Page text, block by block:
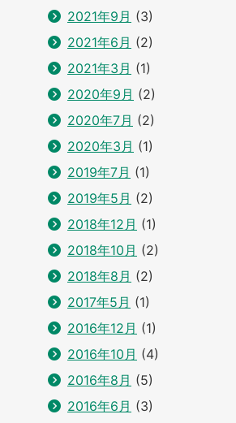
2021年9月 (3)
2021年6月 (2)
2021年3月 (1)
2020年9月 (2)
2020年7月 (2)
2020年3月 (1)
2019年7月 (1)
2019年5月 (2)
2018年12月 (1)
2018年10月 (2)
2018年8月 (2)
2017年5月 (1)
2016年12月 (1)
2016年10月 (4)
2016年8月 (5)
2016年6月 (3)